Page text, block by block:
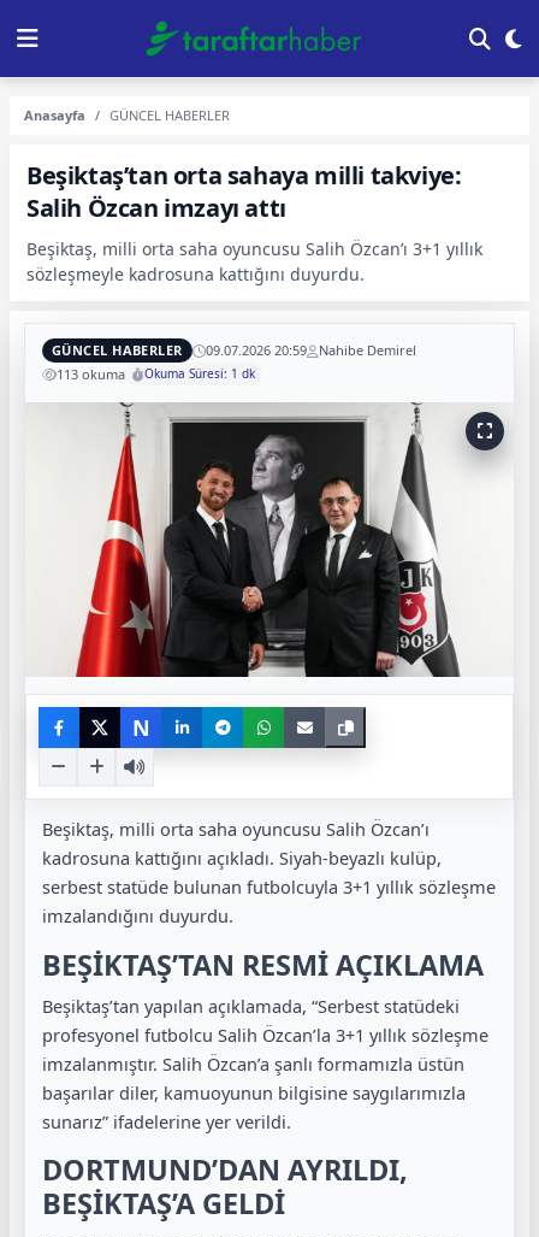
Anasayfa GÜNCEL HABERLER
Beşiktaş’tan orta sahaya milli takviye:
Salih Özcan imzayı attı
Beşiktaş, milli orta saha oyuncusu Salih Özcan’ı 3+1 yıllık
sözleşmeyle kadrosuna kattığını duyurdu.
GÜNCEL HABERLER 09.07.2026 20:59
Nahibe Demirel
113 okuma
Okuma Süresi: 1 dk
N
Beşiktaş, milli orta saha oyuncusu Salih Özcan’ı
kadrosuna kattığını açıkladı. Siyah-beyazlı kulüp,
serbest statüde bulunan futbolcuyla 3+1 yıllık sözleşme
imzalandığını duyurdu.
BEŞİKTAŞ’TAN RESMİ AÇIKLAMA
Beşiktaş’tan yapılan açıklamada, “Serbest statüdeki
profesyonel futbolcu Salih Özcan’la 3+1 yıllık sözleşme
imzalanmıştır. Salih Özcan’a şanlı formamızla üstün
başarılar diler, kamuoyunun bilgisine saygılarımızla
sunarız” ifadelerine yer verildi.
DORTMUND’DAN AYRILDI,
BEŞİKTAŞ’A GELDİ